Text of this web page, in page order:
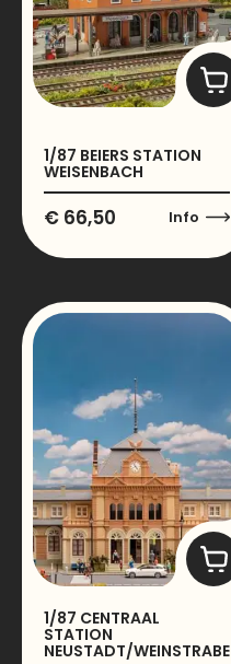
1/87 BEIERS STATION
WEISENBACH
€ 66,50 Info
1/87 CENTRAAL
STATION
NEUSTADT/WEINSTRABE